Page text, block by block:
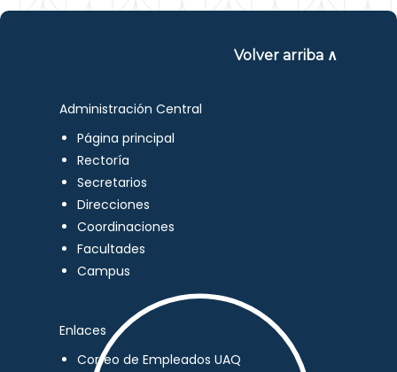
Volver arriba ∧
Administración Central
Página principal
Rectoría
Secretarios
Direcciones
Coordinaciones
Facultades
Campus
Enlaces
Correo de Empleados UAQ